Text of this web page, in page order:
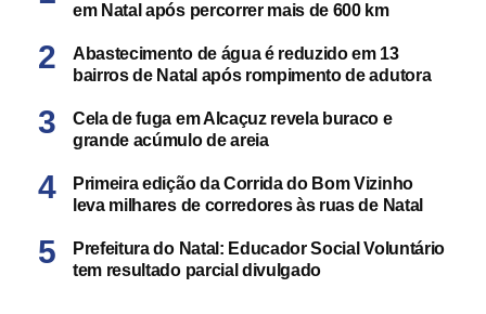
em Natal após percorrer mais de 600 km
Abastecimento de água é reduzido em 13
bairros de Natal após rompimento de adutora
Cela de fuga em Alcaçuz revela buraco e
grande acúmulo de areia
Primeira edição da Corrida do Bom Vizinho
leva milhares de corredores às ruas de Natal
Prefeitura do Natal: Educador Social Voluntário
tem resultado parcial divulgado